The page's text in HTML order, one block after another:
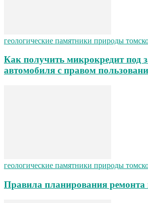
геологические памятники природы
Как получить микрокредит под
автомобиля с правом
геологические памятники природы
Правила планирования